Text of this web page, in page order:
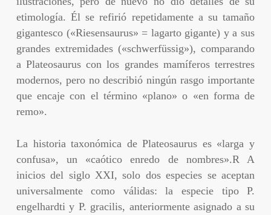
etimología. Él se refirió repetidamente a su tamaño
gigantesco («Riesensaurus» = lagarto gigante) y a sus
grandes extremidades («schwerfüssig»), comparando
a Plateosaurus con los grandes mamíferos terrestres
modernos, pero no describió ningún rasgo importante
que encaje con el término «plano» o «en forma de
remo».
La historia taxonómica de Plateosaurus es «larga y
confusa», un «caótico enredo de nombres».R A
inicios del siglo XXI, solo dos especies se aceptan
universalmente como válidas: la especie tipo P.
engelhardti y P. gracilis, anteriormente asignado a su